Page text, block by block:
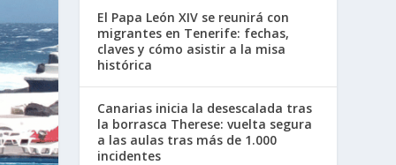
El Papa León XIV se reunirá con
migrantes en Tenerife: fechas,
claves y cómo asistir a la misa
histórica
Canarias inicia la desescalada tras
la borrasca Therese: vuelta segura
a las aulas tras más de 1.000
incidentes